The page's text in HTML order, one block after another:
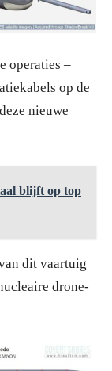
operaties –
op de
nieuwe
blijft op top
dit vaartuig
drone-